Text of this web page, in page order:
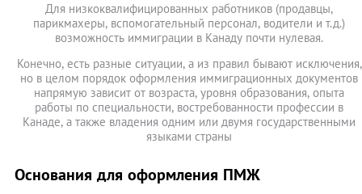
Для низкоквалифицированных работников (продавцы,
парикмахеры, вспомогательный персонал, водители и т.д.)
возможность иммиграции в Канаду почти нулевая.
Конечно, есть разные ситуации, а из правил бывают исключения,
но в целом порядок оформления иммиграционных документов
напрямую зависит от возраста, уровня образования, опыта
работы по специальности, востребованности профессии в
Канаде, а также владения одним или двумя государственными
языками страны
Основания для оформления ПМЖ